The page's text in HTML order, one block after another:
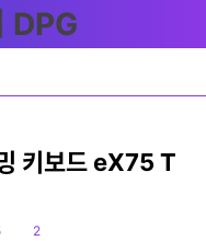
키보드 eX75 T
댓
2